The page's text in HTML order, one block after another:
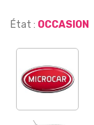
État : OCCASION